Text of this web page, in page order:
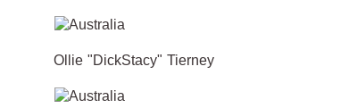
Ollie "DickStacy" Tierney